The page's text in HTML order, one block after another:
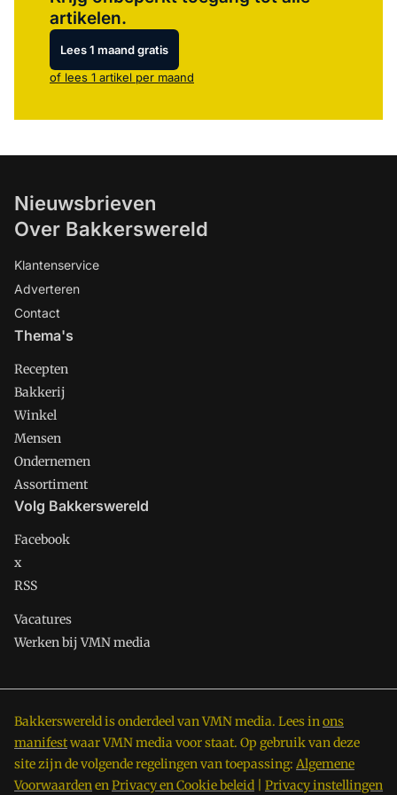
artikelen.
Lees 1 maand gratis
of lees 1 artikel per maand
Nieuwsbrieven
Over Bakkerswereld
Klantenservice
Adverteren
Contact
Thema's
Recepten
Bakkerij
Winkel
Mensen
Ondernemen
Assortiment
Volg Bakkerswereld
Facebook
x
RSS
Vacatures
Werken bij VMN media
Bakkerswereld is onderdeel van VMN media. Lees inons
manifestwaar VMN media voor staat. Op gebruik van deze
site zijn de volgende regelingen van toepassing: Algemene
VoorwaardenenPrivacy en Cookie beleid Privacy instellingen